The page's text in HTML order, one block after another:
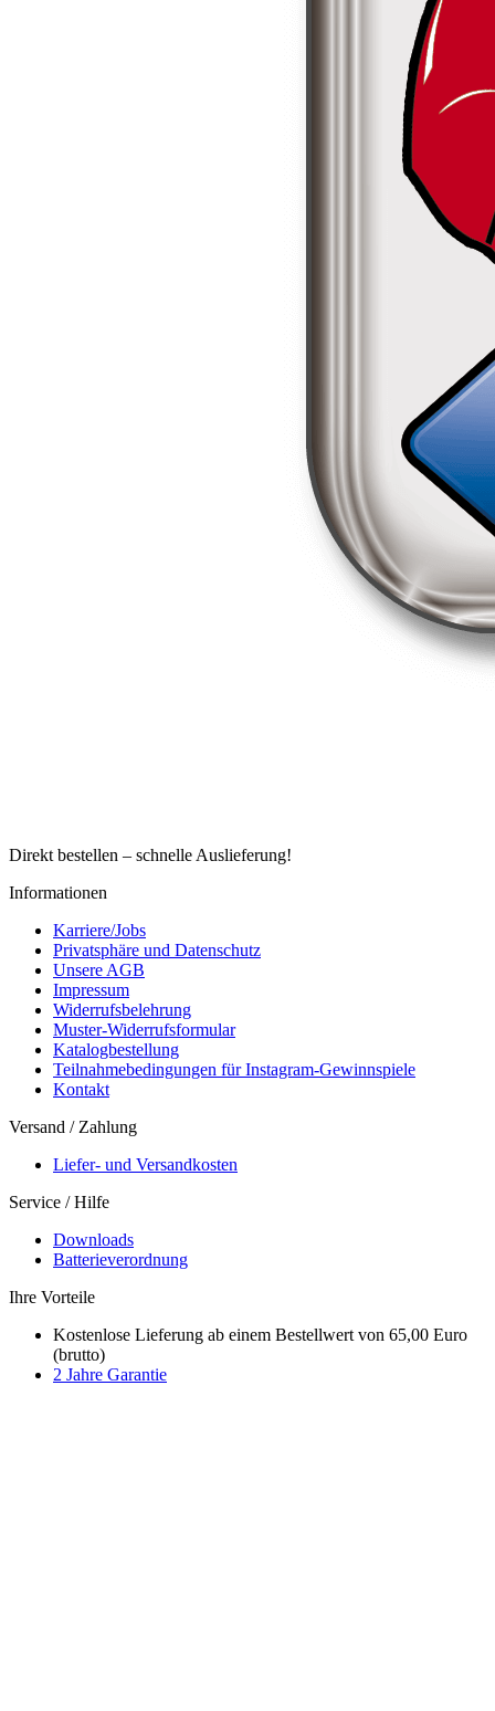
Direkt bestellen – schnelle Auslieferung!
Informationen
Karriere/Jobs
Privatsphäre und Datenschutz
Unsere AGB
Impressum
Widerrufsbelehrung
Muster-Widerrufsformular
Katalogbestellung
Teilnahmebedingungen für Instagram-Gewinnspiele
Kontakt
Versand / Zahlung
Liefer- und Versandkosten
Service / Hilfe
Downloads
Batterieverordnung
Ihre Vorteile
Kostenlose Lieferung ab einem Bestellwert von 65,00 Euro
(brutto)
2 Jahre Garantie